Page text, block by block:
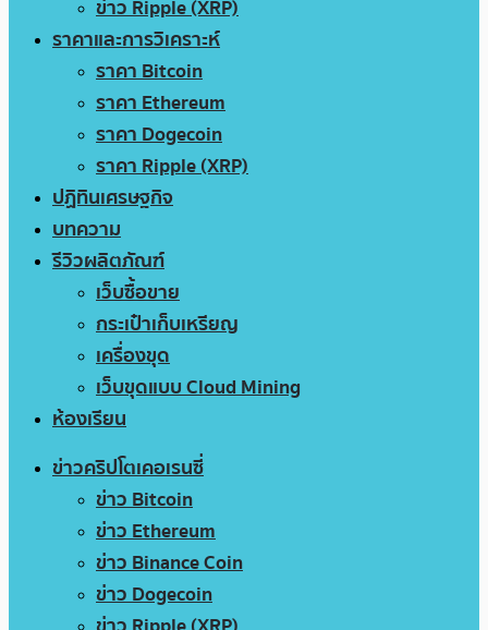
ข่าว Ripple (XRP)
ราคาและการวิเคราะห์
ราคา Bitcoin
ราคา Ethereum
ราคา Dogecoin
ราคา Ripple (XRP)
ปฏิทินเศรษฐกิจ
บทความ
รีวิวผลิตภัณฑ์
เว็บซื้อขาย
กระเป๋าเก็บเหรียญ
เครื่องขุด
เว็บขุดแบบ Cloud Mining
ห้องเรียน
ข่าวคริปโตเคอเรนซี่
ข่าว Bitcoin
ข่าว Ethereum
ข่าว Binance Coin
ข่าว Dogecoin